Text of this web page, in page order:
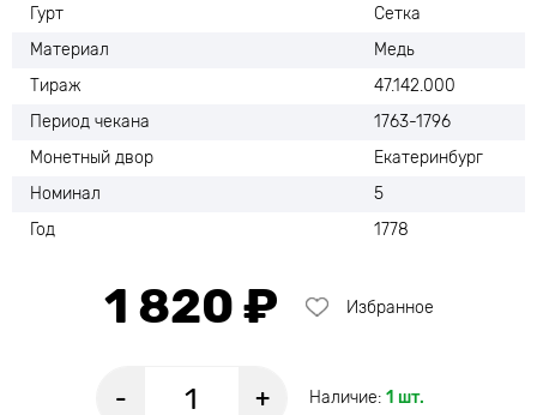
Гурт
Сетка
Материал
Медь
Тираж
47.142.000
Период чекана
1763-1796
Монетный двор
Екатеринбург
Номинал
5
Год
1778
1 820 ₽ Избранное
- + Наличие: 1 шт.